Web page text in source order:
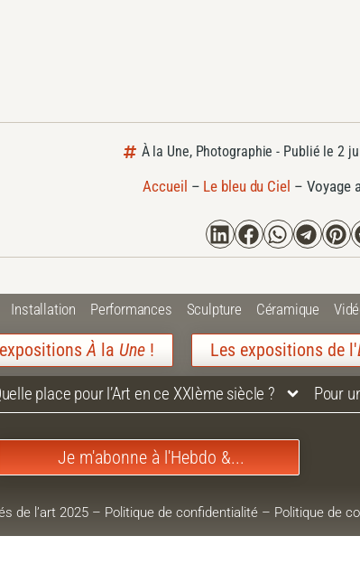
À la Une, Photographie - Publié le 2
Accueil – Le bleu du Ciel – Voyage
Installation Performances Sculpture Céramique
À la Une ! Les expositions de l'
place pour l’Art en ce XXIème siècle ? Pour
Je m'abonne à l'Hebdo &...
de l’art 2025 – Politique de confidentialité – Politique de